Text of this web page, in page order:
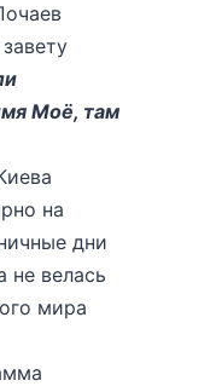
Моё, там
на
дни
не велась
мира